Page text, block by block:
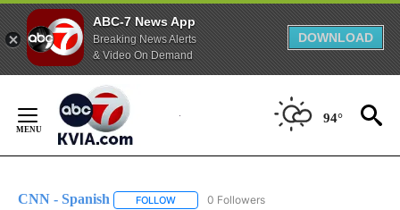
ABC-7 News App
Breaking News Alerts
& Video On Demand
DOWNLOAD
Content
94°
CNN - Spanish FOLLOW FOLLOW "CNN - SPANISH" TO RECEIVE
0 Followers